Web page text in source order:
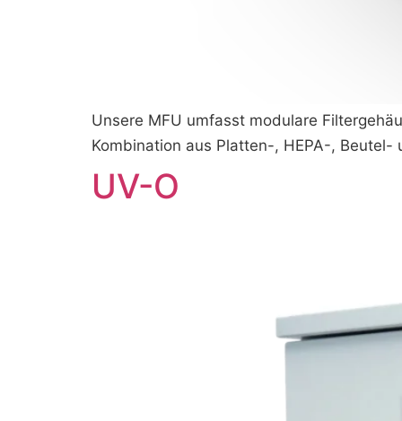
Unsere MFU umfasst modulare
Kombination aus Platten-, HEPA-,
UV-O